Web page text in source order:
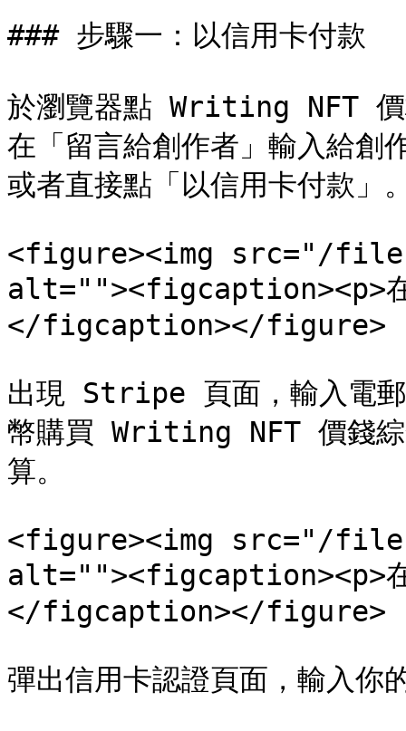
### 步驟一：以信用卡付款
於瀏覽器點 Writing NFT 價
在「留言給創作者」輸入給創
或者直接點「以信用卡付款」
<figure><img src="/
alt=""><figcaption><p>在
</figcaption></figure>
出現 Stripe 頁面，輸入電郵
幣購買 Writing NFT 價錢綜
算。
<figure><img src="/files/
alt=""><figcaption><p>
</figcaption></figure>
彈出信用卡認證頁面，輸入你